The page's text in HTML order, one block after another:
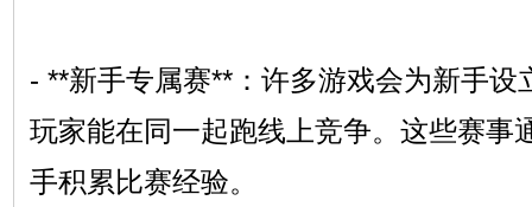
- **新手专属赛**：许多游戏会为新手设
玩家能在同一起跑线上竞争。这些赛事
手积累比赛经验。